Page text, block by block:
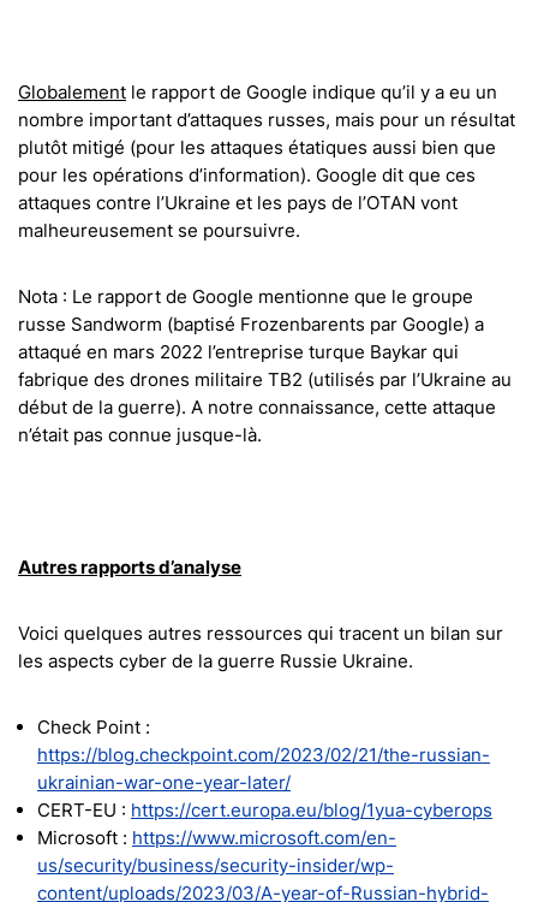
Globalement le rapport de Google indique qu’il y a eu un
nombre important d’attaques russes, mais pour un résultat
plutôt mitigé (pour les attaques étatiques aussi bien que
pour les opérations d’information). Google dit que ces
attaques contre l’Ukraine et les pays de l’OTAN vont
malheureusement se poursuivre.
Nota : Le rapport de Google mentionne que le groupe
russe Sandworm (baptisé Frozenbarents par Google) a
attaqué en mars 2022 l’entreprise turque Baykar qui
fabrique des drones militaire TB2 (utilisés par l’Ukraine au
début de la guerre). A notre connaissance, cette attaque
n’était pas connue jusque-là.
Autres rapports d’analyse
Voici quelques autres ressources qui tracent un bilan sur
les aspects cyber de la guerre Russie Ukraine.
Check Point :
https://blog.checkpoint.com/2023/02/21/the-russian-
ukrainian-war-one-year-later/
CERT-EU : https://cert.europa.eu/blog/1yua-cyberops
Microsoft : https://www.microsoft.com/en-
us/security/business/security-insider/wp-
content/uploads/2023/03/A-year-of-Russian-hybrid-